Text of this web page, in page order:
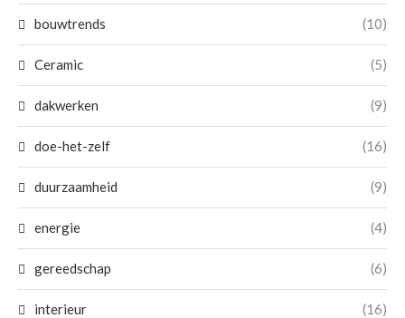
bouwtrends (10)
Ceramic (5)
dakwerken (9)
doe-het-zelf (16)
duurzaamheid (9)
energie (4)
gereedschap (6)
interieur (16)